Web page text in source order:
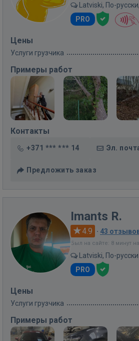
Latviski, По-
PRO
Цены
Услуги грузчика
Примеры работ
Контакты
+371 *** *** 14 Эл.
Предложить заказ
Imants R.
4.9 · 43
Был на сайте: 8 минут
Latviski, По-русски
PRO
Цены
Услуги грузчика
Примеры работ